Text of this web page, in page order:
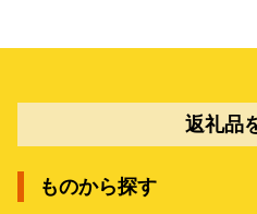
返礼品
ものから探す